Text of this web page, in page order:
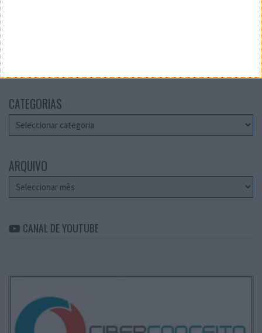
CATEGORIAS
Categorias
ARQUIVO
Arquivo
CANAL DE YOUTUBE